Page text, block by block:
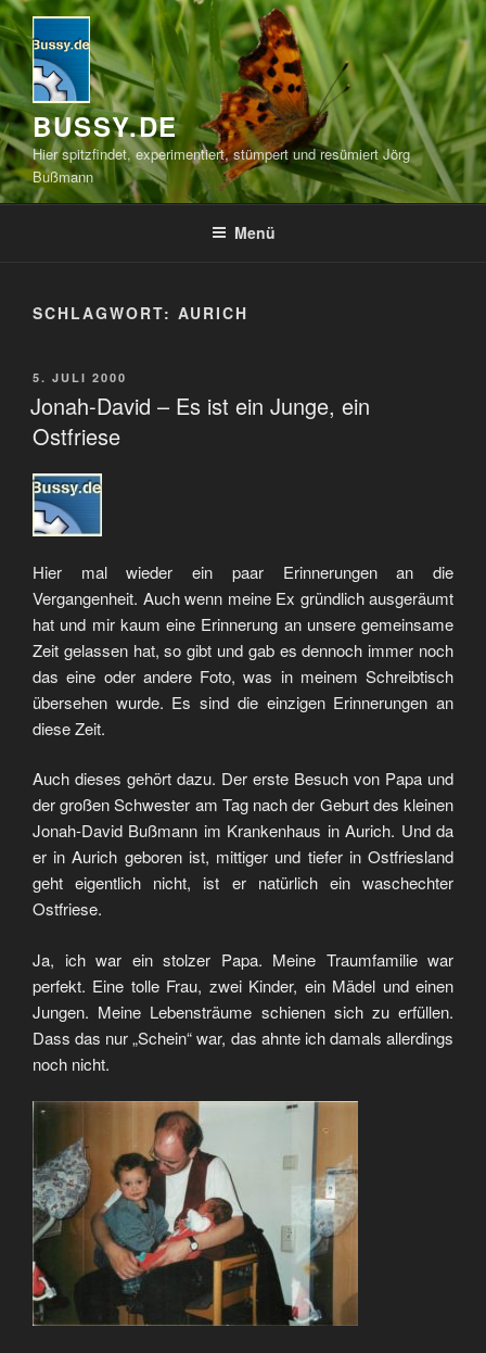
Zum
Inhalt
springen
BUSSY.DE
Hier spitzfindet, experimentiert, stümpert und resümiert Jörg
Bußmann
Menü
SCHLAGWORT: AURICH
VERÖFFENTLICHT
AM
5. JULI 2000
Jonah-David – Es ist ein Junge, ein
Ostfriese
Hier mal wieder ein paar Erinnerungen an die
Vergangenheit. Auch wenn meine Ex gründlich ausgeräumt
hat und mir kaum eine Erinnerung an unsere gemeinsame
Zeit gelassen hat, so gibt und gab es dennoch immer noch
das eine oder andere Foto, was in meinem Schreibtisch
übersehen wurde. Es sind die einzigen Erinnerungen an
diese Zeit.
Auch dieses gehört dazu. Der erste Besuch von Papa und
der großen Schwester am Tag nach der Geburt des kleinen
Jonah-David Bußmann im Krankenhaus in Aurich. Und da
er in Aurich geboren ist, mittiger und tiefer in Ostfriesland
geht eigentlich nicht, ist er natürlich ein waschechter
Ostfriese.
Ja, ich war ein stolzer Papa. Meine Traumfamilie war
perfekt. Eine tolle Frau, zwei Kinder, ein Mädel und einen
Jungen. Meine Lebensträume schienen sich zu erfüllen.
Dass das nur „Schein“ war, das ahnte ich damals allerdings
noch nicht.